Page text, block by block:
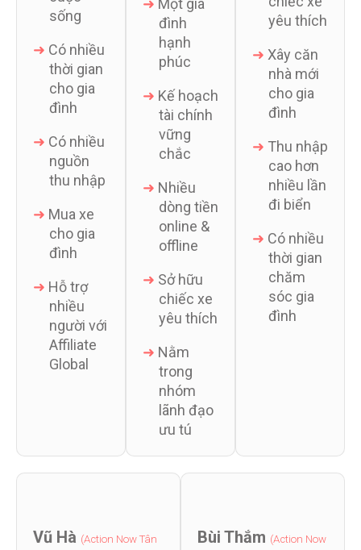
sống
➜ Có nhiều
thời gian
cho gia
đình
➜ Có nhiều
nguồn
thu nhập
➜ Mua xe
cho gia
đình
➜ Hỗ trợ
nhiều
người với
Affiliate
Global
➜ Một gia
đình
hạnh
phúc
➜ Kế hoạch
tài chính
vững
chắc
➜ Nhiều
dòng tiền
online &
offline
➜ Sở hữu
chiếc xe
yêu thích
➜ Nằm
trong
nhóm
lãnh đạo
ưu tú
yêu thích
➜ Xây căn
nhà mới
cho gia
đình
➜ Thu nhập
cao hơn
nhiều lần
đi biển
➜ Có nhiều
thời gian
chăm
sóc gia
đình
Vũ Hà (Action Now Tân
Bùi Thắm (Action Now